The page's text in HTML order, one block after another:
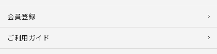
会員登録
ご利用ガイド